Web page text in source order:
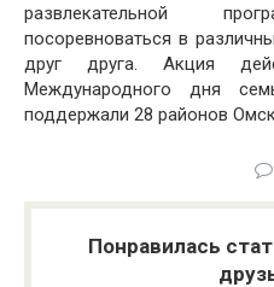
развлекательной
посоревноваться в
друг друга. Акция
Международного дня
поддержали 28 районов
Понравилась